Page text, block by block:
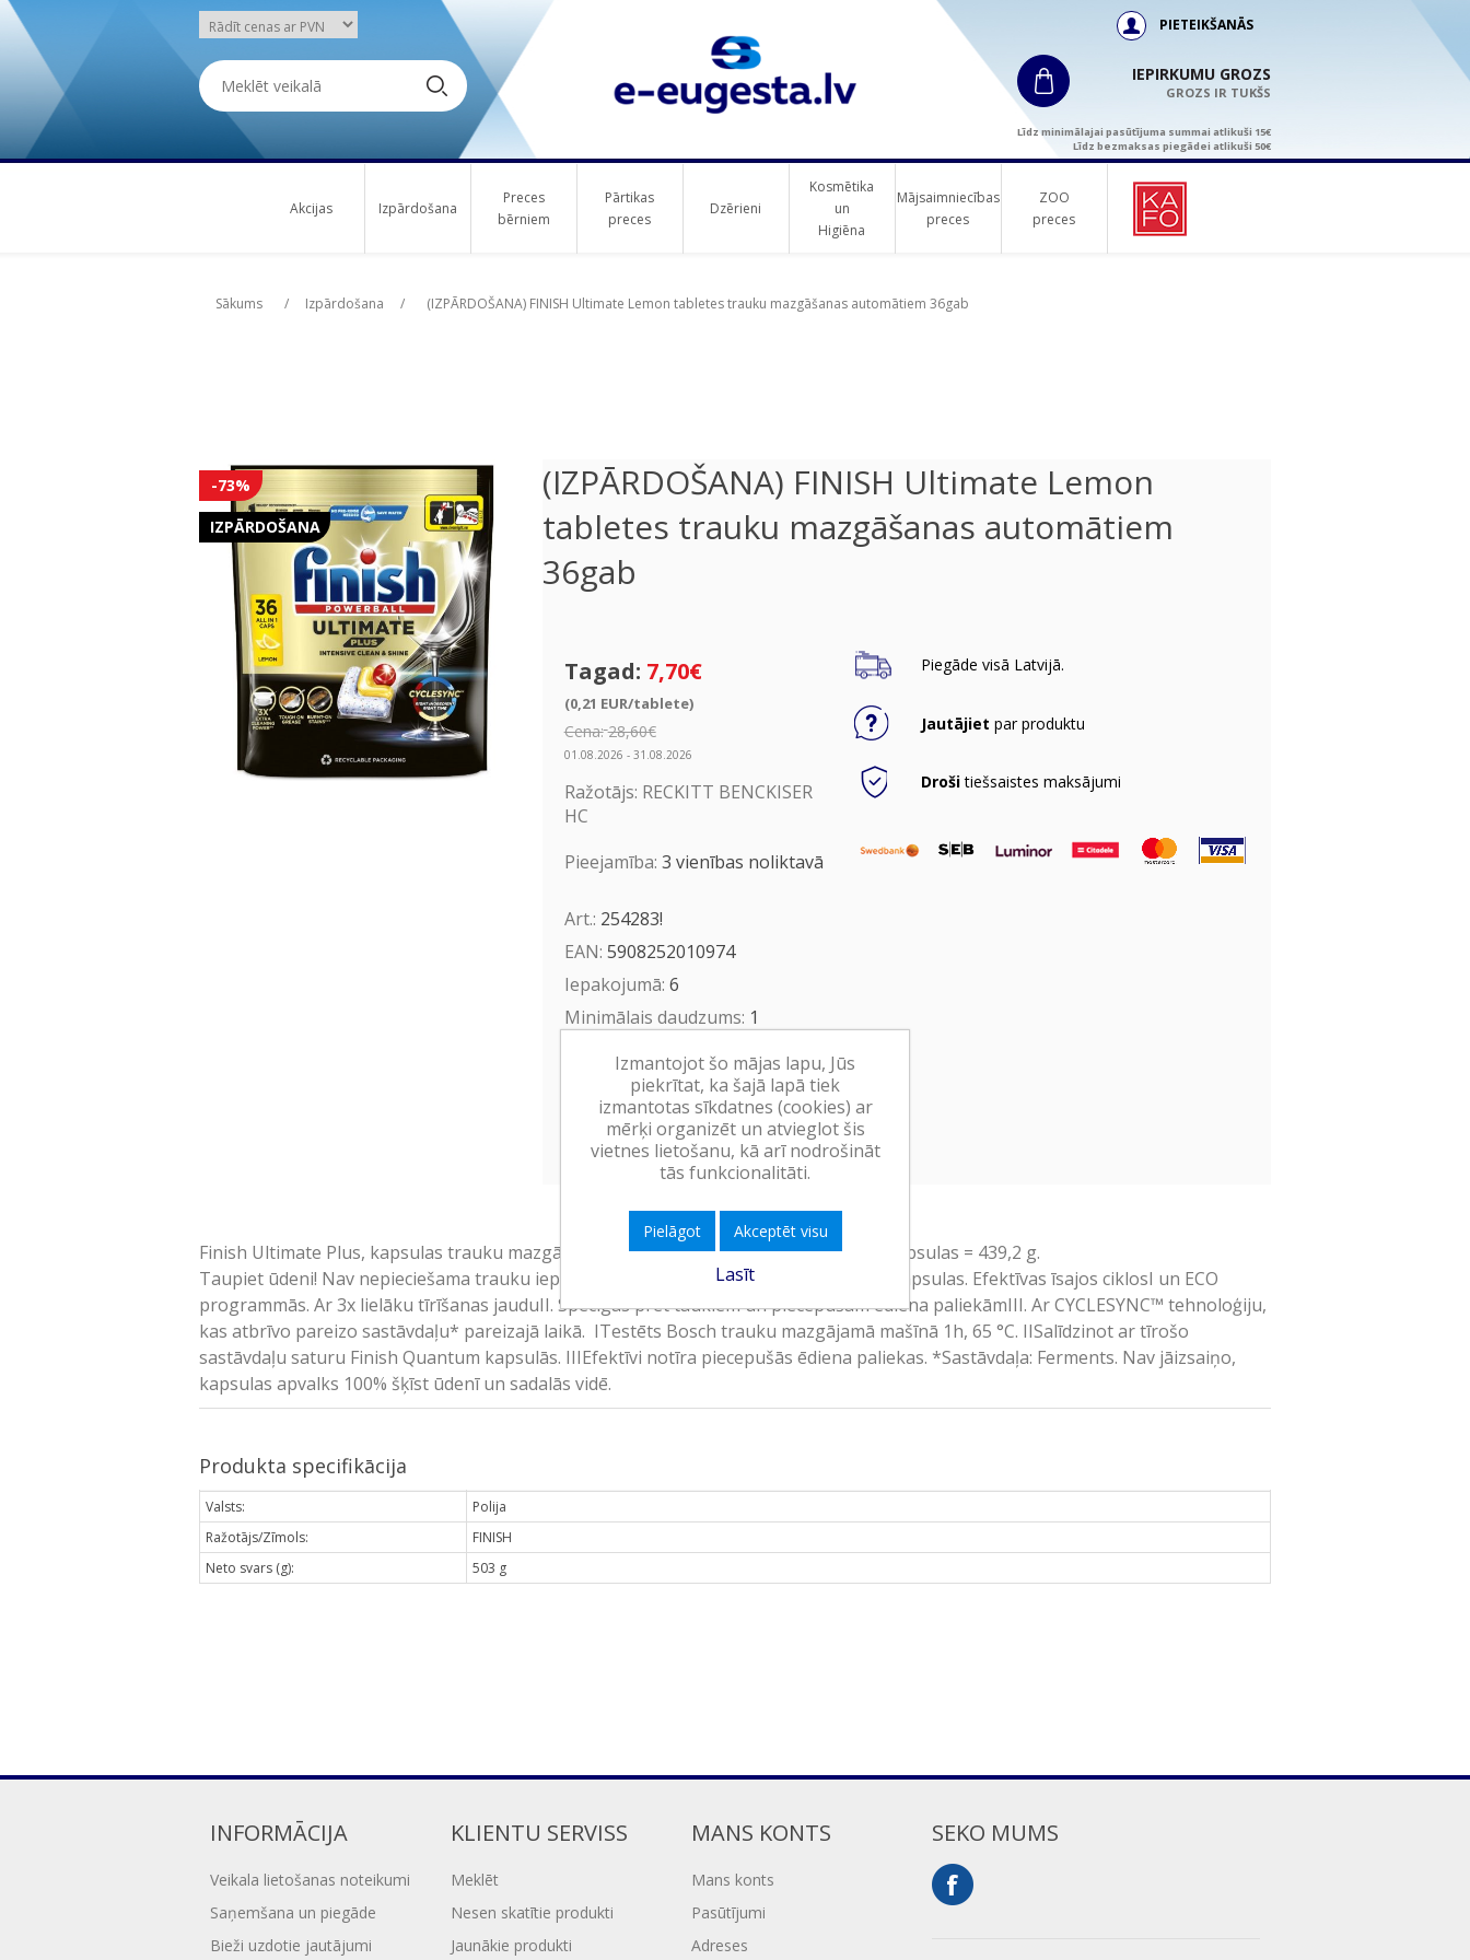
PIETEIKŠANĀS
IEPIRKUMU GROZS
GROZS IR TUKŠS
Līdz minimālajai pasūtījuma summai atlikuši 15€
Līdz bezmaksas piegādei atlikuši 50€
Akcijas Izpārdošana
Preces
bērniem
Pārtikas
preces
Dzērieni
Kosmētika
un
Higiēna
Mājsaimniecības
preces
ZOO
preces
Sākums / Izpārdošana / (IZPĀRDOŠANA) FINISH Ultimate Lemon tabletes trauku mazgāšanas automātiem 36gab
IZPĀRDOŠANA
-73%
(IZPĀRDOŠANA) FINISH Ultimate Lemon
tabletes trauku mazgāšanas automātiem
36gab
Tagad: 7,70€
(0,21 EUR/tablete)
Cena: 28,60€
01.08.2026 - 31.08.2026
Ražotājs: RECKITT BENCKISER
HC
Pieejamība: 3 vienības noliktavā
Art.: 254283!
EAN: 5908252010974
Iepakojumā: 6
Minimālais daudzums: 1
Minimālais preces derīguma
termiņš:21.02.2028
Ielikt grozā
Piegāde visā Latvijā.
Jautājiet par produktu
Drošitiešsaistes maksājumi
Finish Ultimate Plus, kapsulas trauku mazgāšanas mašīnām, ar citronu aromātu. 36 kapsulas = 439,2 g.
Taupiet ūdeni! Nav nepieciešama trauku iepriekšēja skalošana. Jaunas un uzlabotas kapsulas. Efektīvas īsajos ciklosI un ECO
programmās. Ar 3x lielāku tīrīšanas jauduII. Spēcīgas pret taukiem un piecepušām ēdiena paliekāmIII. Ar CYCLESYNC™ tehnoloģiju,
kas atbrīvo pareizo sastāvdaļu* pareizajā laikā. ITestēts Bosch trauku mazgājamā mašīnā 1h, 65 °C. IISalīdzinot ar tīrošo
sastāvdaļu saturu Finish Quantum kapsulās. IIIEfektīvi notīra piecepušās ēdiena paliekas. *Sastāvdaļa: Ferments. Nav jāizsaiņo,
kapsulas apvalks 100% šķīst ūdenī un sadalās vidē.
Produkta specifikācija
Valsts:
Polija
Ražotājs/Zīmols:
FINISH
Neto svars (g):
503 g
INFORMĀCIJA
Veikala lietošanas noteikumi
Saņemšana un piegāde
Bieži uzdotie jautājumi
KLIENTU SERVISS
Meklēt
Nesen skatītie produkti
Jaunākie produkti
MANS KONTS
Mans konts
Pasūtījumi
Adreses
SEKO MUMS
Izmantojot šo mājas lapu, Jūs
piekrītat, ka šajā lapā tiek
izmantotas sīkdatnes (cookies) ar
mērķi organizēt un atvieglot šis
vietnes lietošanu, kā arī nodrošināt
tās funkcionalitāti.
Pielāgot Akceptēt visu
Lasīt